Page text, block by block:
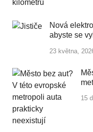
Nová
abyste se
23 května,
15